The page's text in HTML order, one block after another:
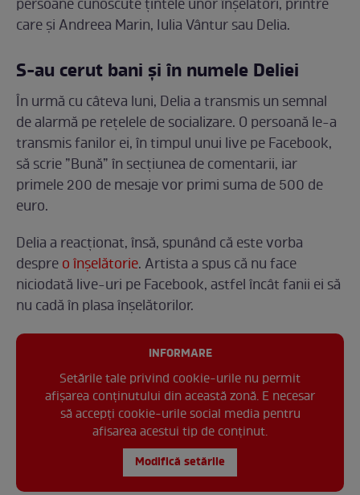
persoane cunoscute țintele unor înșelători, printre
care și Andreea Marin, Iulia Vântur sau Delia.
S-au cerut bani și în numele Deliei
În urmă cu câteva luni, Delia a transmis un semnal
de alarmă pe rețelele de socializare. O persoană le-a
transmis fanilor ei, în timpul unui live pe Facebook,
să scrie ”Bună” în secțiunea de comentarii, iar
primele 200 de mesaje vor primi suma de 500 de
euro.
Delia a reacționat, însă, spunând că este vorba
despreo înșelătorie. Artista a spus că nu face
niciodată live-uri pe Facebook, astfel încât fanii ei să
nu cadă în plasa înșelătorilor.
INFORMARE
Setările tale privind cookie-urile nu permit
afișarea conținutului din această zonă. E necesar
să accepți cookie-urile social media pentru
afisarea acestui tip de conținut.
Modifică setările